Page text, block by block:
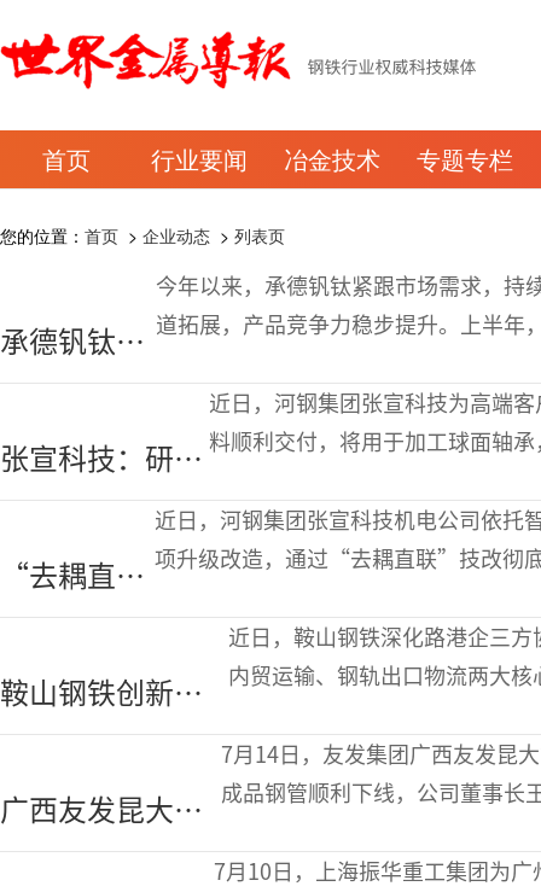
首页 行业要闻 冶金技术 专题专栏
您的位置： 首页 > 企业动态 > 列表页
承德钒钛含
钒酸洗汽车
提升
今年以来，承德钒钛紧跟市场需求，持
道拓展，产品竞争力稳步提升。上半年
均匀的粗糙度，
张宣科技：研发
生产Φ150mm
大规格轴承材料
下线交付
近日，河钢集团张宣科技为高端
料顺利交付，将用于加工球面轴
的成功开发，拓展了张宣科技现有
“去耦直
联”技改竞
车道”
近日，河钢集团张宣科技机电公司依托
项升级改造，通过“去耦直联”技改彻
套液力耦合器调速
鞍山钢铁创新路
港企协同模式物
高
近日，鞍山钢铁深化路港企三
内贸运输、钢轨出口物流两大
广西友发昆大管
道首条螺旋钢管
7月14日，友发集团广西友发昆
成品钢管顺利下线，公司董事长
7月10日，上海振华重工集团为